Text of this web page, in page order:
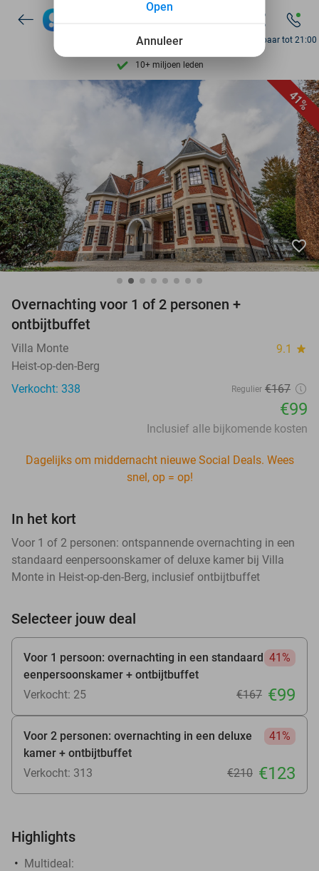
7 dagen per week beschikbaar
10+ miljoen leden
9,4 op basis van
Ontdek 15.000+ deals
7 dagen per week beschikbaar
10+ miljoen leden
Bereikbaar tot 21:00
41%
favorite_border
Overnachting voor 1 of 2 personen +
ontbijtbuffet
Villa Monte 9.1 star
Heist-op-den-Berg
Verkocht: 338
Regulier €167
€99
Inclusief alle bijkomende kosten
Dagelijks om middernacht nieuwe Social Deals. Wees
snel, op = op!
In het kort
Voor 1 of 2 personen: ontspannende overnachting in een
standaard eenpersoonskamer of deluxe kamer bij Villa
Monte in Heist-op-den-Berg, inclusief ontbijtbuffet
Selecteer jouw deal
Voor 1 persoon: overnachting in een standaard
eenpersoonskamer + ontbijtbuffet
41%
Verkocht: 25 €167 €99
Voor 2 personen: overnachting in een deluxe
kamer + ontbijtbuffet
41%
Verkocht: 313 €210 €123
Highlights
Multideal:
Annuleer
Open